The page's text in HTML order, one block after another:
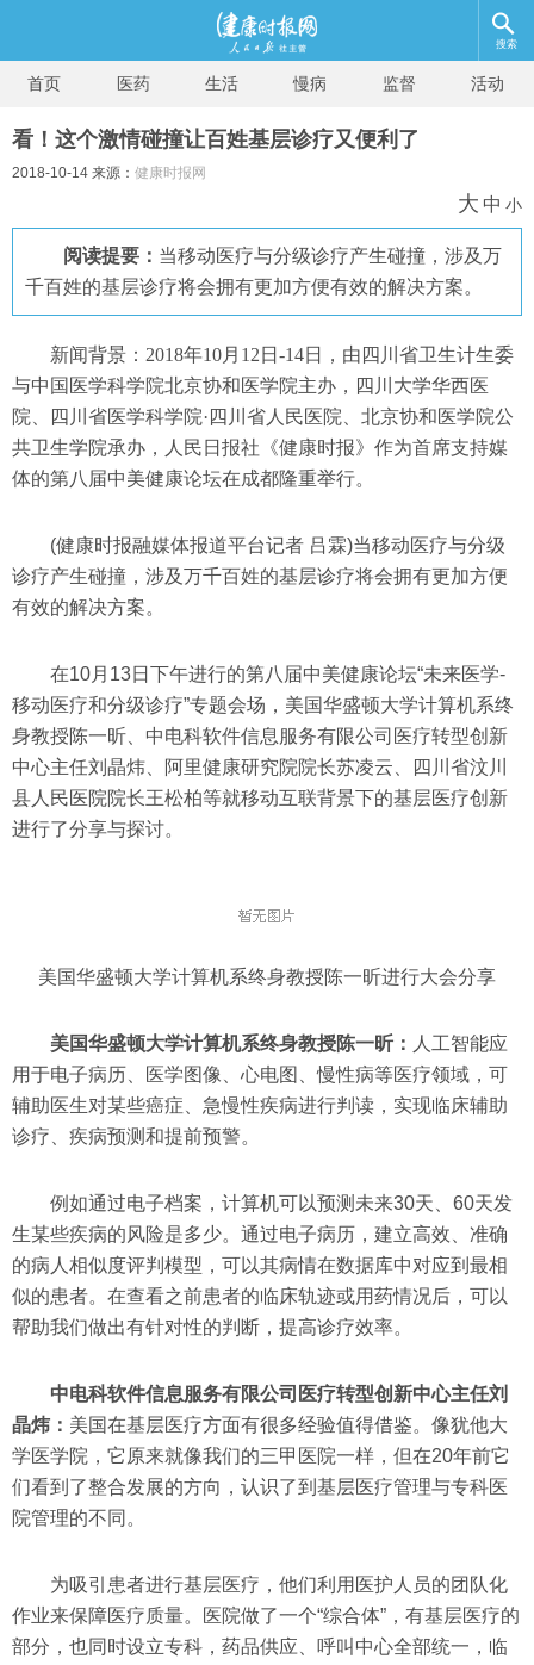
搜索
首页 医药 生活 慢病 监督 活动
看！这个激情碰撞让百姓基层诊疗又便利了
2018-10-14 来源： 健康时报网
大 中 小
阅读提要： 当移动医疗与分级诊疗产生碰撞，涉及万
千百姓的基层诊疗将会拥有更加方便有效的解决方案。
新闻背景：2018年10月12日-14日，由四川省卫生计生委
与中国医学科学院北京协和医学院主办，四川大学华西医
院、四川省医学科学院·四川省人民医院、北京协和医学院公
共卫生学院承办，人民日报社《健康时报》作为首席支持媒
体的第八届中美健康论坛在成都隆重举行。
(健康时报融媒体报道平台记者 吕霖)当移动医疗与分级
诊疗产生碰撞，涉及万千百姓的基层诊疗将会拥有更加方便
有效的解决方案。
在10月13日下午进行的第八届中美健康论坛“未来医学-
移动医疗和分级诊疗”专题会场，美国华盛顿大学计算机系终
身教授陈一昕、中电科软件信息服务有限公司医疗转型创新
中心主任刘晶炜、阿里健康研究院院长苏凌云、四川省汶川
县人民医院院长王松柏等就移动互联背景下的基层医疗创新
进行了分享与探讨。
美国华盛顿大学计算机系终身教授陈一昕进行大会分享
美国华盛顿大学计算机系终身教授陈一昕： 人工智能应
用于电子病历、医学图像、心电图、慢性病等医疗领域，可
辅助医生对某些癌症、急慢性疾病进行判读，实现临床辅助
诊疗、疾病预测和提前预警。
例如通过电子档案，计算机可以预测未来30天、60天发
生某些疾病的风险是多少。通过电子病历，建立高效、准确
的病人相似度评判模型，可以其病情在数据库中对应到最相
似的患者。在查看之前患者的临床轨迹或用药情况后，可以
帮助我们做出有针对性的判断，提高诊疗效率。
中电科软件信息服务有限公司医疗转型创新中心主任刘
晶炜： 美国在基层医疗方面有很多经验值得借鉴。像犹他大
学医学院，它原来就像我们的三甲医院一样，但在20年前它
们看到了整合发展的方向，认识了到基层医疗管理与专科医
院管理的不同。
为吸引患者进行基层医疗，他们利用医护人员的团队化
作业来保障医疗质量。医院做了一个“综合体”，有基层医疗的
部分，也同时设立专科，药品供应、呼叫中心全部统一，临